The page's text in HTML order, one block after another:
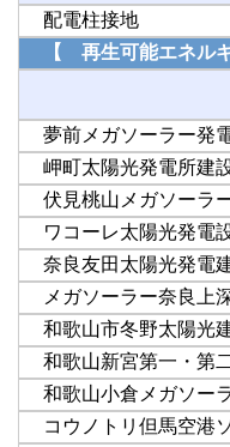
配電柱接地
【 再生可能エネル
夢前メガソーラー発
岬町太陽光発電所建
伏見桃山メガソーラ
ワコーレ太陽光発電
奈良友田太陽光発電
メガソーラー奈良上
和歌山市冬野太陽光
和歌山新宮第一・第
和歌山小倉メガソー
コウノトリ但馬空港